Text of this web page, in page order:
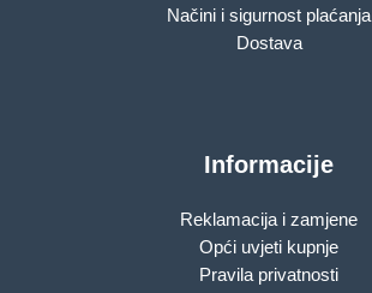
Načini i sigurnost plaćanja
Dostava
Informacije
Reklamacija i zamjene
Opći uvjeti kupnje
Pravila privatnosti